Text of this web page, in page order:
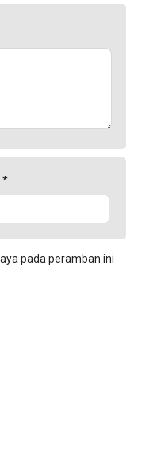
*
pada peramban ini